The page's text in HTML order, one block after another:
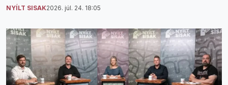
NYÍLT SISAK2026. júl. 24. 18:05